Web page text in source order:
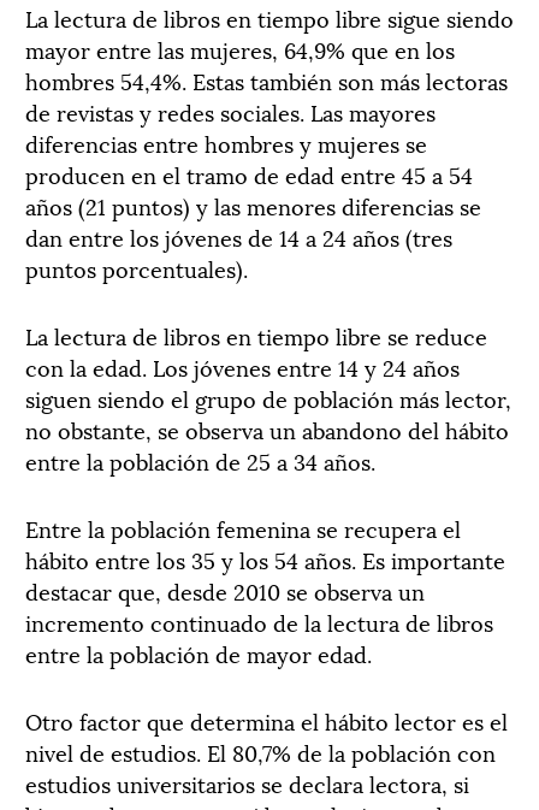
La lectura de libros en tiempo libre sigue siendo
mayor entre las mujeres, 64,9% que en los
hombres 54,4%. Estas también son más lectoras
de revistas y redes sociales. Las mayores
diferencias entre hombres y mujeres se
producen en el tramo de edad entre 45 a 54
años (21 puntos) y las menores diferencias se
dan entre los jóvenes de 14 a 24 años (tres
puntos porcentuales).
La lectura de libros en tiempo libre se reduce
con la edad. Los jóvenes entre 14 y 24 años
siguen siendo el grupo de población más lector,
no obstante, se observa un abandono del hábito
entre la población de 25 a 34 años.
Entre la población femenina se recupera el
hábito entre los 35 y los 54 años. Es importante
destacar que, desde 2010 se observa un
incremento continuado de la lectura de libros
entre la población de mayor edad.
Otro factor que determina el hábito lector es el
nivel de estudios. El 80,7% de la población con
estudios universitarios se declara lectora, si